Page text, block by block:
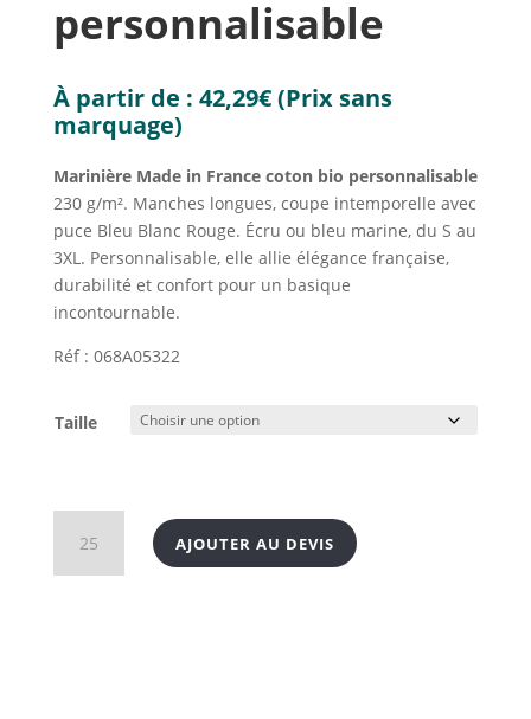
personnalisable
À partir de : 42,29€(Prix sans
marquage)
Marinière Made in France coton bio personnalisable
230 g/m². Manches longues, coupe intemporelle avec
puce Bleu Blanc Rouge. Écru ou bleu marine, du S au
3XL. Personnalisable, elle allie élégance française,
durabilité et confort pour un basique
incontournable.
Réf : 068A05322
Taille
Marinière
AJOUTER AU DEVIS